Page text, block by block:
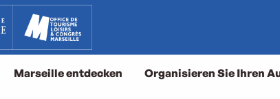
Marseille entdecken Organisieren Sie Ihren